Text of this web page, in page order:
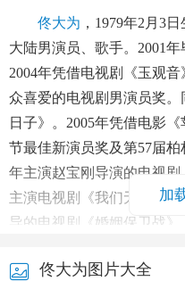
佟大为 ，1979年2月3
大陆男演员、歌手。2001
2004年凭借电视剧《玉观
众喜爱的电视剧男演员奖
日子》。2005年凭借电影
节最佳新演员奖及第57届
年主演赵宝刚导演的电视剧
主演电视剧《我们无处安放
导的电视剧《婚姻保卫战
大庆。同年主演电影《
加
佟大为图片大全